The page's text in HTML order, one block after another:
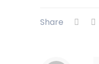
Share